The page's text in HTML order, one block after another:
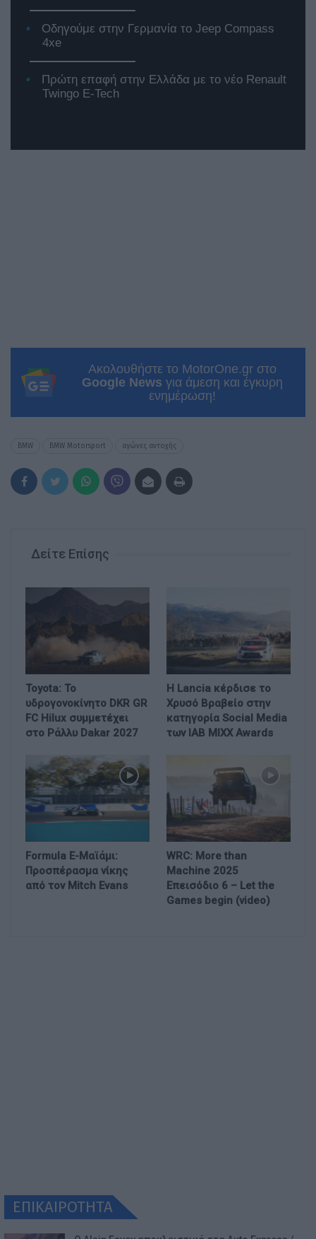
Οδηγούμε στην Γερμανία το Jeep Compass
4xe
Πρώτη επαφή στην Ελλάδα με το νέο Renault
Twingo E-Tech
Ακολουθήστε το MotorOne.gr στο
Google News για άμεση και έγκυρη
ενημέρωση!
BMW BMW Motorsport αγώνες αντοχής
Δείτε Επίσης
Toyota: Το
υδρογονοκίνητο DKR GR
FC Hilux συμμετέχει
στο Ράλλυ Dakar 2027
Η Lancia κέρδισε το
Χρυσό Βραβείο στην
κατηγορία Social Media
των IAB MIXX Awards
Formula E-Μαϊάμι:
Προσπέρασμα νίκης
από τον Mitch Evans
WRC: More than
Machine 2025
Επεισόδιο 6 – Let the
Games begin (video)
ΕΠΙΚΑΙΡΟΤΗΤΑ